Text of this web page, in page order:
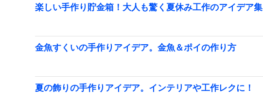
楽しい手作り貯金箱！大人も驚く夏休み工作のアイデア集
金魚すくいの手作りアイデア。金魚＆ポイの作り方
夏の飾りの手作りアイデア。インテリアや工作レクに！